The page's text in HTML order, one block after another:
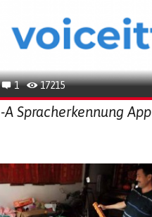
1 17215
Spracherkennung App